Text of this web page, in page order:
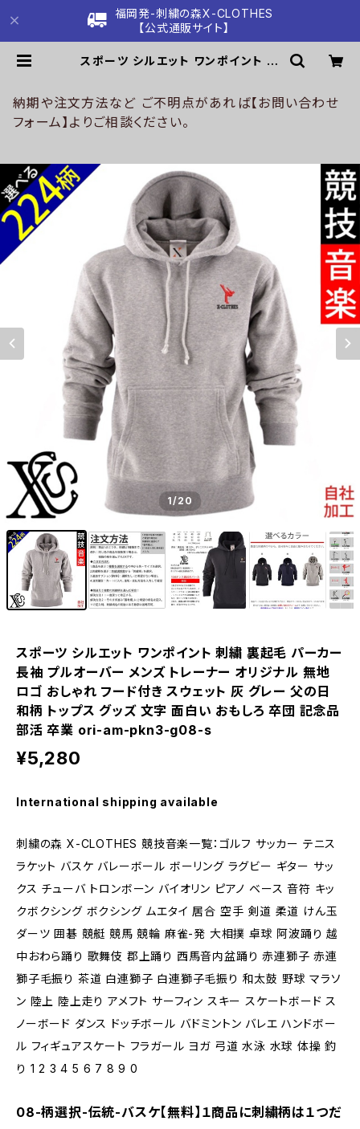
福岡発-刺繍の森X-CLOTHES
【公式通販サイト】
スポーツ シルエット ワンポイント 刺
ロゴ おしゃれ フード付き スウェット
灰 グレー 父の日 和柄 トップス グッ
ズ 文字 面白い おもしろ 卒団 記念品
イト】
納期や注文方法など ご不明点があれば【お問い合わせ
フォーム】よりご相談ください。
1/20
スポーツ シルエット ワンポイント 刺繍 裏起毛 パーカー
長袖 プルオーバー メンズ トレーナー オリジナル 無地
ロゴ おしゃれ フード付き スウェット 灰 グレー 父の日
和柄 トップス グッズ 文字 面白い おもしろ 卒団 記念品
部活 卒業 ori-am-pkn3-g08-s
¥5,280
International shipping available
刺繍の森 X-CLOTHES 競技音楽一覧：ゴルフ サッカー テニス
ラケット バスケ バレーボール ボーリング ラグビー ギター サッ
クス チューバ トロンボーン バイオリン ピアノ ベース 音符 キッ
クボクシング ボクシング ムエタイ 居合 空手 剣道 柔道 けん玉
ダーツ 囲碁 競艇 競馬 競輪 麻雀-発 大相撲 卓球 阿波踊り 越
中おわら踊り 歌舞伎 郡上踊り 西馬音内盆踊り 赤連獅子 赤連
獅子毛振り 茶道 白連獅子 白連獅子毛振り 和太鼓 野球 マラソ
ン 陸上 陸上走り アメフト サーフィン スキー スケートボード ス
ノーボード ダンス ドッチボール バドミントン バレエ ハンドボー
ル フィギュアスケート フラガール ヨガ 弓道 水泳 水球 体操 釣
り 1 2 3 4 5 6 7 8 9 0
08-柄選択-伝統-バスケ【無料】１商品に刺繍柄は１つだ